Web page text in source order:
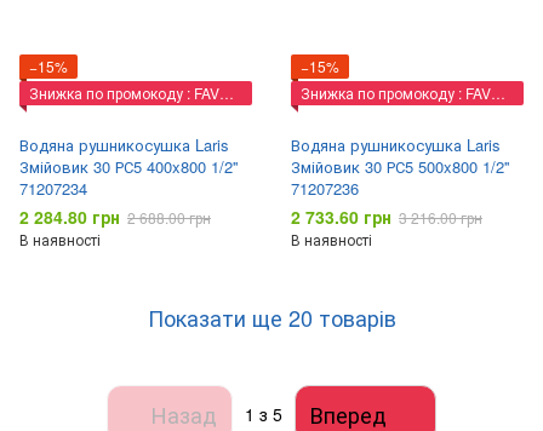
−15%
Знижка по промокоду : FAVORIT
Водяна рушникосушка Laris
Змійовик 30 РС5 400x800 1/2''
71207234
2 284.80 грн 2 688.00 грн
В наявності
−15%
Знижка по промокоду : FAVORIT
Водяна рушникосушка Laris
Змійовик 30 РС5 500x800 1/2''
71207236
2 733.60 грн 3 216.00 грн
В наявності
Показати ще 20 товарів
Назад 1 з 5 Вперед